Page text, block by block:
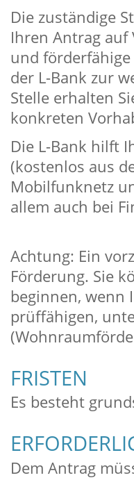
Die zuständige
Ihren Antrag
und
der L-Bank zur
Stelle erhalten
konkreten
Die L-Bank hilft
(kostenlos aus
Mobilfunknetz
allem auch bei
Achtung: Ein
Förderung. Sie
beginnen, wenn
prüffähigen,
FRISTEN
Es besteht
Dem Antrag